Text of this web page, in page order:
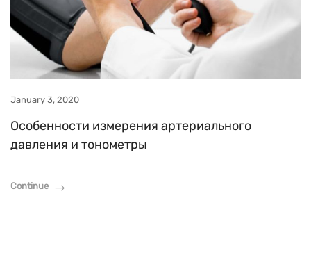
January 3, 2020
Особенности измерения артериального
давления и тонометры
Continue